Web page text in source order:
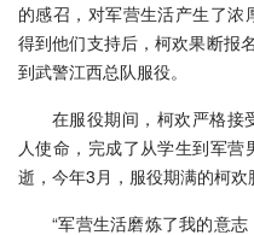
的感召，对军营生活产生了
得到他们支持后，柯欢果断报
到武警江西总队服役。
在服役期间，柯欢严格接
人使命，完成了从学生到军
逝，今年3月，服役期满的柯欢
“军营生活磨炼了我的意